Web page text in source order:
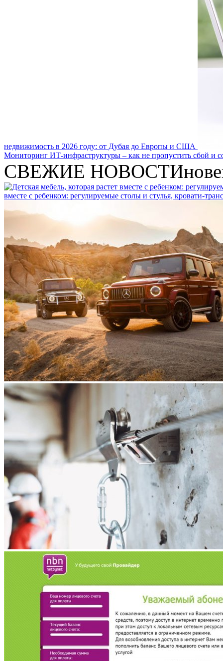
недвижимость в 2026 году: от Дубая до Европы и США
Мониторинг ИТ-инфраструктуры – как не пропустить сбой и
СВЕЖИЕ НОВОСТИ
вместе с ребенком: регулируемые столы и стулья, кровати-